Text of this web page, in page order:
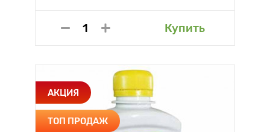
Купить
АКЦИЯ
ТОП ПРОДАЖ